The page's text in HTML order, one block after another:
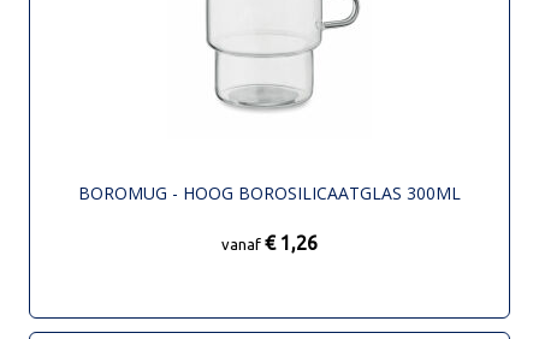
BOROMUG - HOOG BOROSILICAATGLAS 300ML
vanaf € 1,26